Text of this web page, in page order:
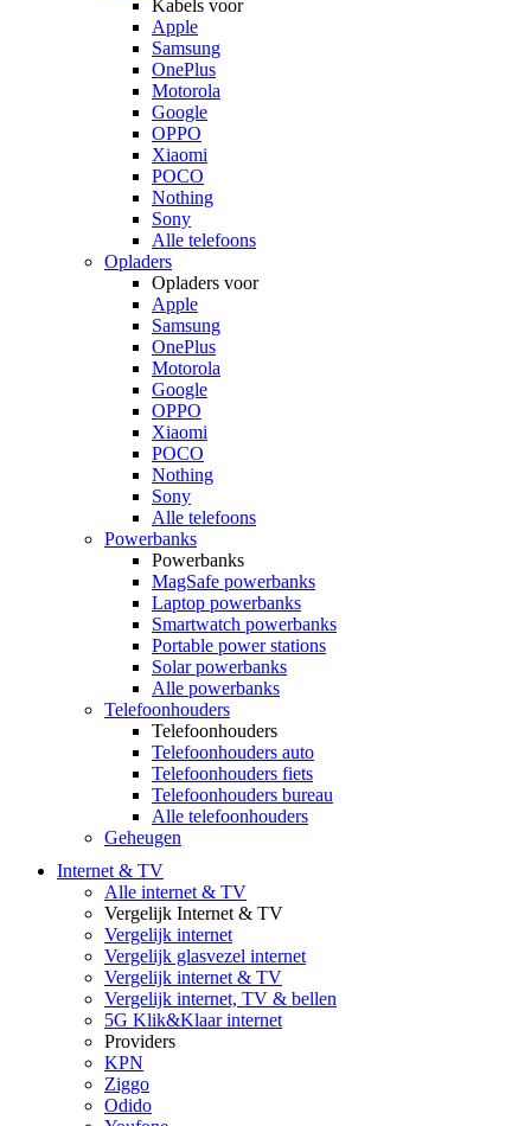
Kabels voor
Apple
Samsung
OnePlus
Motorola
Google
OPPO
Xiaomi
POCO
Nothing
Sony
Alle telefoons
Opladers
Opladers voor
Apple
Samsung
OnePlus
Motorola
Google
OPPO
Xiaomi
POCO
Nothing
Sony
Alle telefoons
Powerbanks
Powerbanks
MagSafe powerbanks
Laptop powerbanks
Smartwatch powerbanks
Portable power stations
Solar powerbanks
Alle powerbanks
Telefoonhouders
Telefoonhouders
Telefoonhouders auto
Telefoonhouders fiets
Telefoonhouders bureau
Alle telefoonhouders
Geheugen
Internet & TV
Alle internet & TV
Vergelijk Internet & TV
Vergelijk internet
Vergelijk glasvezel internet
Vergelijk internet & TV
Vergelijk internet, TV & bellen
5G Klik&Klaar internet
Providers
KPN
Ziggo
Odido